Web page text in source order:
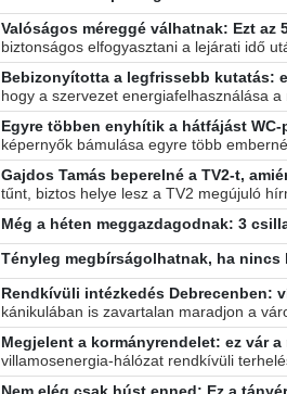
Valóságos méreggé válhatnak: Ezt
biztonságos elfogyasztani a lejárati idő
Bebizonyította a legfrissebb kutatás:
hogy a szervezet energiafelhasználása
Egyre többen enyhítik a hátfájást
képernyők bámulása egyre több
Gajdos Tamás beperelné a TV2-t,
tűnt, biztos helye lesz a TV2 megújuló
Még a héten meggazdagodnak: 3
Tényleg megbírságolhatnak, ha nincs
Rendkívüli intézkedés Debrecenben:
kánikulában is zavartalan maradjon a
Megjelent a kormányrendelet: ez vár
villamosenergia-hálózat rendkívüli